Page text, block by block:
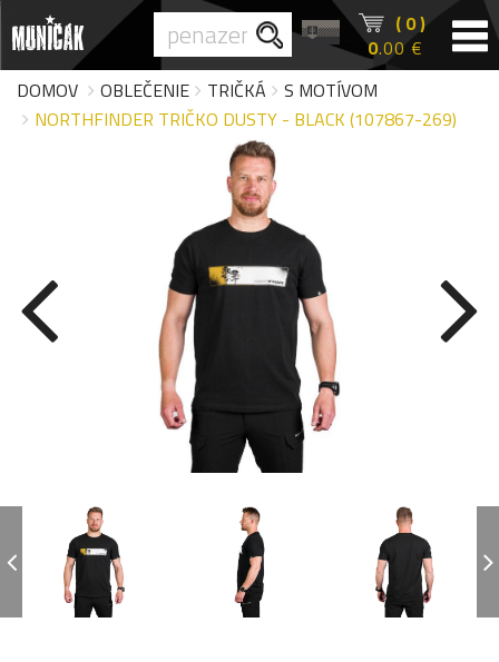
( 0 )
0.00 €
DOMOV
OBLEČENIE TRIČKÁ
S MOTÍVOM
NORTHFINDER TRIČKO DUSTY - BLACK (107867-269)